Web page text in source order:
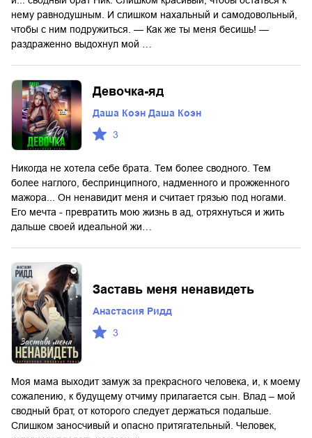
нему равнодушным. И слишком нахальный и самодовольный,
чтобы с ним подружиться. — Как же ты меня бесишь! —
раздраженно выдохнул мой …
Девочка-яд
Даша Коэн Даша Коэн
3
Никогда не хотела себе брата. Тем более сводного. Тем
более наглого, беспринципного, надменного и прожженного
мажора... Он ненавидит меня и считает грязью под ногами.
Его мечта - превратить мою жизнь в ад, отряхнуться и жить
дальше своей идеальной жи…
Заставь меня ненавидеть
Анастасия Ридд
3
Моя мама выходит замуж за прекрасного человека, и, к моему
сожалению, к будущему отчиму прилагается сын. Влад – мой
сводный брат, от которого следует держаться подальше.
Слишком заносчивый и опасно притягательный. Человек,